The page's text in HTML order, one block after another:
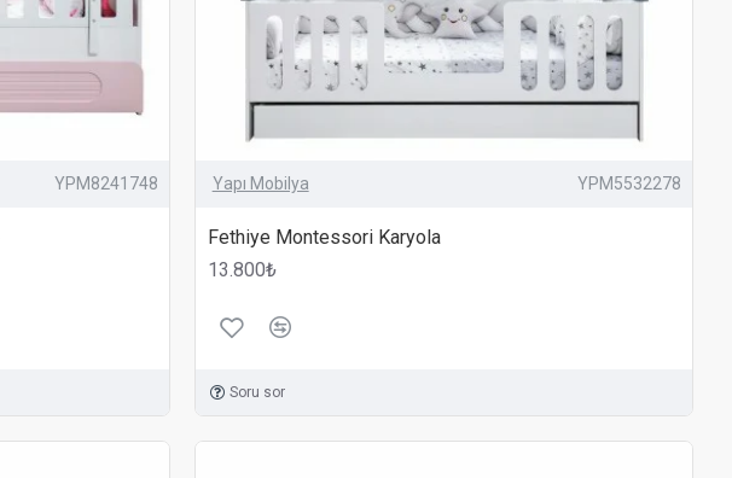
YPM8241748 Yapı Mobilya YPM5532278
Fethiye Montessori Karyola
13.800₺
Soru sor